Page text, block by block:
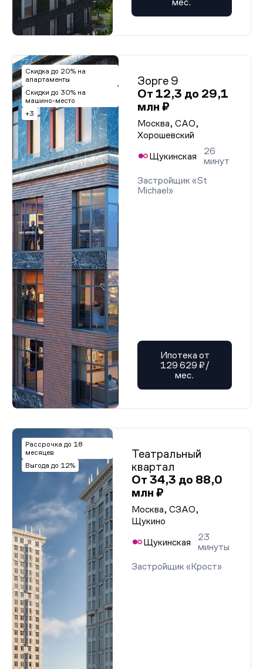
мес.
Скидка до 20% на
апартаменты
Скидки до 30% на
машино-место
+3
Зорге 9
От 12,3 до 29,1
млн ₽
Москва, САО,
Хорошевский
Щукинская
26
минут
Застройщик «St
Michael»
Ипотека от
129 629 ₽/
мес.
Рассрочка до 18
месяцев
Выгода до 12%
Театральный
квартал
От 34,3 до 88,0
млн ₽
Москва, СЗАО,
Щукино
Щукинская
23
минуты
Застройщик «Крост»